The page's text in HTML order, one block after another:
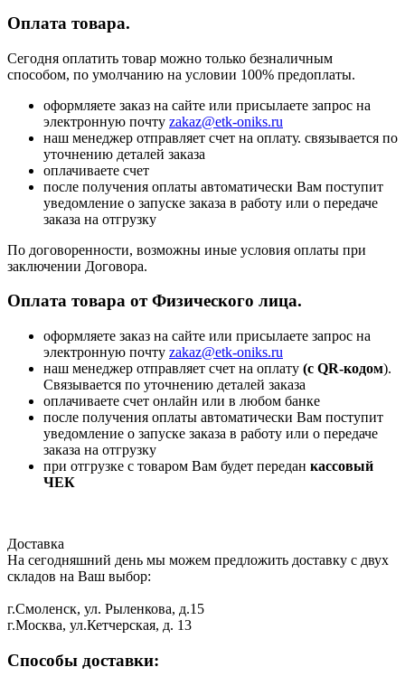
Оплата товара.
Сегодня оплатить товар можно только безналичным
способом, по умолчанию на условии 100% предоплаты.
оформляете заказ на сайте или присылаете запрос на
электронную почту zakaz@etk-oniks.ru
наш менеджер отправляет счет на оплату. связывается по
уточнению деталей заказа
оплачиваете счет
после получения оплаты автоматически Вам поступит
уведомление о запуске заказа в работу или о передаче
заказа на отгрузку
По договоренности, возможны иные условия оплаты при
заключении Договора.
Оплата товара от Физического лица.
оформляете заказ на сайте или присылаете запрос на
электронную почту zakaz@etk-oniks.ru
наш менеджер отправляет счет на оплату (с QR-кодом).
Связывается по уточнению деталей заказа
оплачиваете счет онлайн или в любом банке
после получения оплаты автоматически Вам поступит
уведомление о запуске заказа в работу или о передаче
заказа на отгрузку
при отгрузке с товаром Вам будет передан кассовый
ЧЕК
Доставка
На сегодняшний день мы можем предложить доставку с двух
складов на Ваш выбор:
г.Смоленск, ул. Рыленкова, д.15
г.Москва, ул.Кетчерская, д. 13
Способы доставки: